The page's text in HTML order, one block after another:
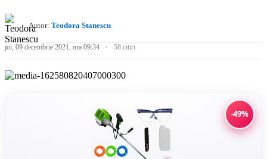
Autor: Teodora Stanescu
joi, 09 decembrie 2021, ora 09:34 58 citiri
-49%